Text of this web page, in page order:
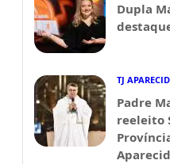
Dupla
TJ
Padre
reeleito